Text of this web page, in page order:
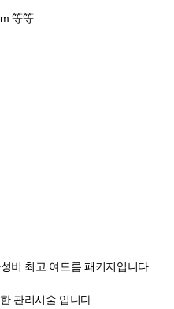
等等
비 최고 여드름 패키지입니다.
관리시술 입니다.